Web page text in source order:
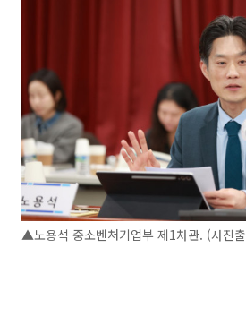
▲노용석 중소벤처기업부 제1차관. (사진